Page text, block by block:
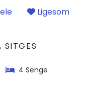
Ligesom
SITGES
4 Senge